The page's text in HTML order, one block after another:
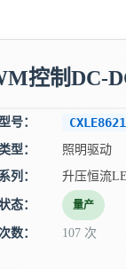
控制DC-
号：
型：
照明驱动
列：
升压恒流
态： 量产
数： 107 次